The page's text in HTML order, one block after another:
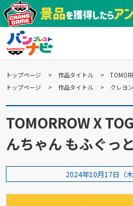
トップページ 作品タイトル
トップページ
作品タイトル クレヨ
TOMORROW X
んちゃん もふぐっ
2024年10月17日（